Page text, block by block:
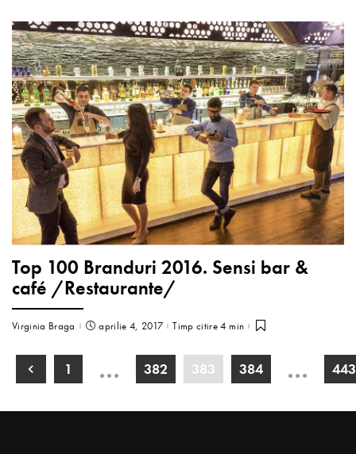
Top 100 Branduri 2016. Sensi bar &
café /Restaurante/
Virginia Braga aprilie 4, 2017 Timp citire 4 min
1 … 382 383 384 … 443